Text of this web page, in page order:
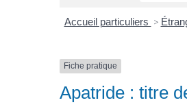
Accueil particuliers >
Fiche pratique
Apatride : titre